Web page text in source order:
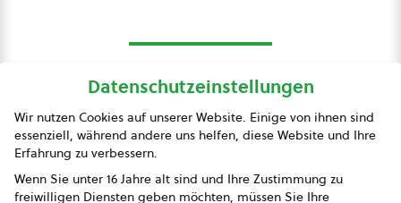
Presse
Impressum
Datenschutzeinstellungen
Wir nutzen Cookies auf unserer Website. Einige von ihnen sind
essenziell, während andere uns helfen, diese Website und Ihre
Erfahrung zu verbessern.
Wenn Sie unter 16 Jahre alt sind und Ihre Zustimmung zu
freiwilligen Diensten geben möchten, müssen Sie Ihre